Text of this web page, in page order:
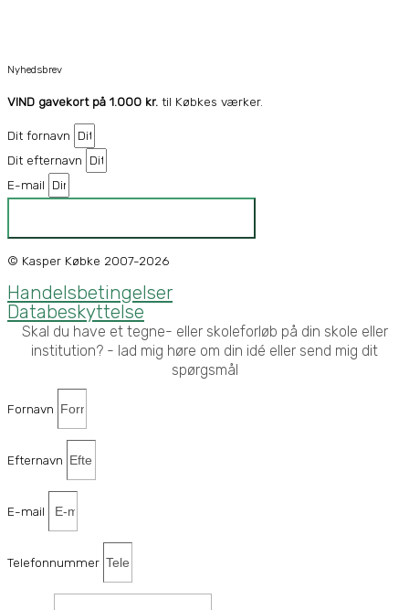
Nyhedsbrev
VIND gavekort på 1.000 kr. til Købkes værker.
Dit fornavn
Dit efternavn
E-mail
© Kasper Købke 2007-2026
Handelsbetingelser
Databeskyttelse
Skal du have et tegne- eller skoleforløb på din skole eller
institution? - lad mig høre om din idé eller send mig dit
spørgsmål
Fornavn
Efternavn
E-mail
Telefonnummer